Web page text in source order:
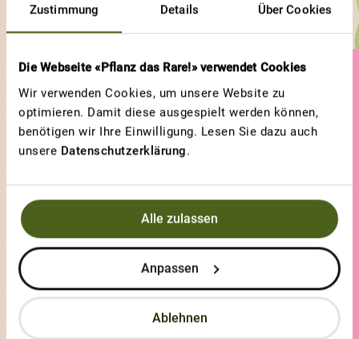
Zustimmung Details Über Cookies
Die Webseite «Pflanz das Rare!» verwendet Cookies
Wir verwenden Cookies, um unsere Website zu
optimieren. Damit diese ausgespielt werden können,
benötigen wir Ihre Einwilligung. Lesen Sie dazu auch
unsere Datenschutzerklärung.
Alle zulassen
Anpassen
Ablehnen
Gärtnerinnen und Gärtner besonders viel Freude haben.
ALBA
Reine des jardins de